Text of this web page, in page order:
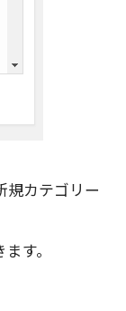
規カテゴリー
す。